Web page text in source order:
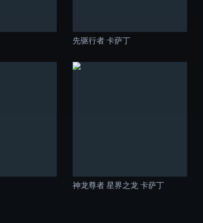
先驱行者 卡萨丁
神龙尊者 星界之龙 卡萨丁